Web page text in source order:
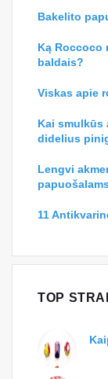
Bakelito
Ką Roccoco
baldais?
Viskas apie
Kai smulkūs
didelius
Lengvi
papuošalams
11
TOP